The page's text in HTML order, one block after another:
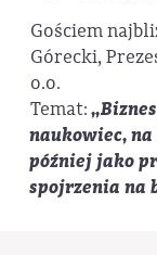
Gościem
Górecki,
o.o.
Temat:
naukowiec, na
później jako
spojrzenia na